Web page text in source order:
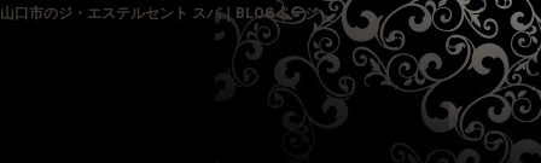
山口市のジ・エステルセント スパ｜BLOGページ